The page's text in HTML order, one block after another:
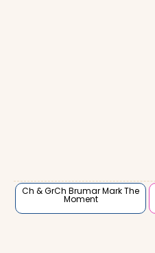
Ch & GrCh Brumar Mark The
Moment